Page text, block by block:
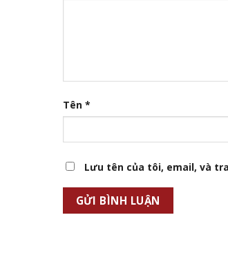
Tên *
Lưu tên của tôi, email, và